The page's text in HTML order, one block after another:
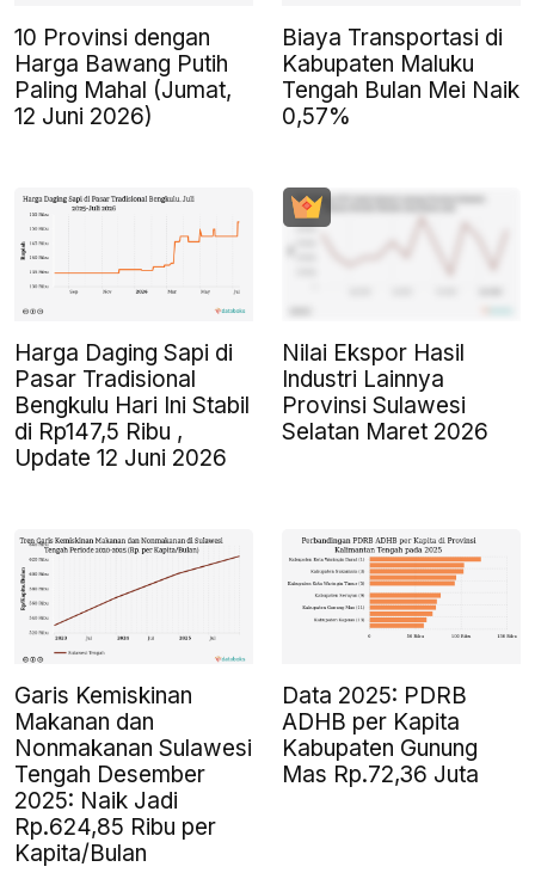
10 Provinsi dengan
Harga Bawang Putih
Paling Mahal (Jumat,
12 Juni 2026)
Biaya Transportasi di
Kabupaten Maluku
Tengah Bulan Mei Naik
0,57%
Harga Daging Sapi di
Pasar Tradisional
Bengkulu Hari Ini Stabil
di Rp147,5 Ribu ,
Update 12 Juni 2026
Nilai Ekspor Hasil
Industri Lainnya
Provinsi Sulawesi
Selatan Maret 2026
Garis Kemiskinan
Makanan dan
Nonmakanan Sulawesi
Tengah Desember
2025: Naik Jadi
Rp.624,85 Ribu per
Kapita/Bulan
Data 2025: PDRB
ADHB per Kapita
Kabupaten Gunung
Mas Rp.72,36 Juta